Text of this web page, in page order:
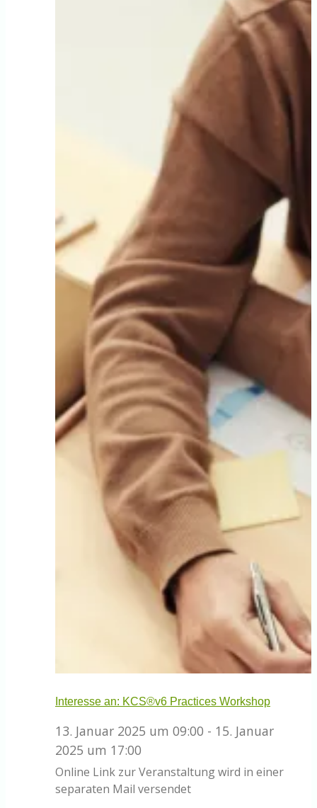
Interesse an: KCS®v6 Practices Workshop
13. Januar 2025 um 09:00 - 15. Januar
2025 um 17:00
Online Link zur Veranstaltung wird in einer
separaten Mail versendet